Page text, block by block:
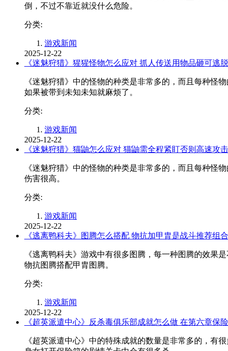
倒，不过不靠近就没什么危险。
分类:
游戏新闻
2025-12-22
《迷魅狩猎》猩猩怪物怎么应对 抓人传送用物品砸可逃脱
《迷魅狩猎》中的怪物的种类是非常多的，而且每种怪
如果被带到未知未知就麻烦了。
分类:
游戏新闻
2025-12-22
《迷魅狩猎》猫鼬怎么应对 猫鼬需全程紧盯否则高速攻击
《迷魅狩猎》中的怪物的种类是非常多的，而且每种怪
伤害很高。
分类:
游戏新闻
2025-12-22
《逃离鸭科夫》图腾怎么搭配 物抗加甲胄是战斗推荐组合
《逃离鸭科夫》游戏中有很多图腾，每一种图腾的效果
物抗图腾搭配甲胄图腾。
分类:
游戏新闻
2025-12-22
《超英派遣中心》反杀毒俱乐部成就怎么做 在第六章保
《超英派遣中心》中的特殊成就的数量是非常多的，有